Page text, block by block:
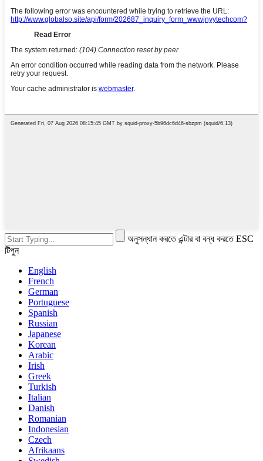
অনুসন্ধান করতে এন্টার বা বন্ধ করতে ESC
টিপুন
English
French
German
Portuguese
Spanish
Russian
Japanese
Korean
Arabic
Irish
Greek
Turkish
Italian
Danish
Romanian
Indonesian
Czech
Afrikaans